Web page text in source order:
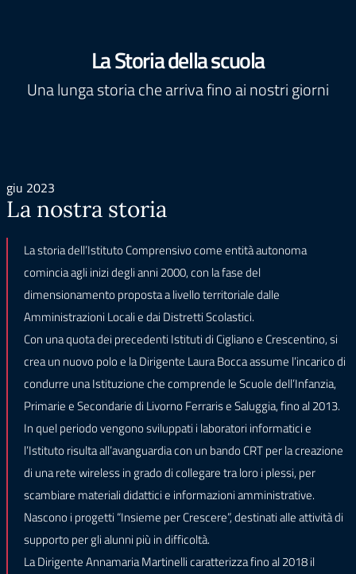
La Storia della scuola
Una lunga storia che arriva fino ai nostri giorni
giu 2023
La nostra storia
La storia dell’Istituto Comprensivo come entità autonoma
comincia agli inizi degli anni 2000, con la fase del
dimensionamento proposta a livello territoriale dalle
Amministrazioni Locali e dai Distretti Scolastici.
Con una quota dei precedenti Istituti di Cigliano e Crescentino, si
crea un nuovo polo e la Dirigente Laura Bocca assume l’incarico di
condurre una Istituzione che comprende le Scuole dell’Infanzia,
Primarie e Secondarie di Livorno Ferraris e Saluggia, fino al 2013.
In quel periodo vengono sviluppati i laboratori informatici e
l’Istituto risulta all’avanguardia con un bando CRT per la creazione
di una rete wireless in grado di collegare tra loro i plessi, per
scambiare materiali didattici e informazioni amministrative.
Nascono i progetti “Insieme per Crescere”, destinati alle attività di
supporto per gli alunni più in difficoltà.
La Dirigente Annamaria Martinelli caratterizza fino al 2018 il